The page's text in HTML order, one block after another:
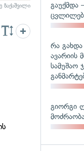
გაუქმდა
რა
ავარიის
სამუშაო
გიორგი